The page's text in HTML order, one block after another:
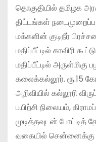
தொகுதியில் தமிழக
திட்டங்கள்
மக்களின் குடிநீர்
மதிப்பீட்டில் காவிரி
மதிப்பீட்டில்
கலைக்கல்லூர். ரூ.15
அறிவியில் கல்லூரி
பயிற்சி நிலையம்,
முடித்தவுடன் போட்டித்
வகையில் சென்னைக்கு